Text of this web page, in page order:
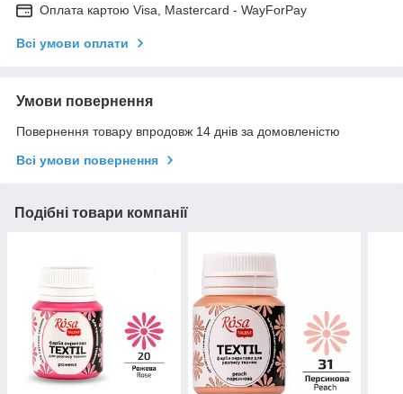
Оплата картою Visa, Mastercard - WayForPay
Всі умови оплати
Умови повернення
Повернення товару впродовж 14 днів за домовленістю
Всі умови повернення
Подібні товари компанії